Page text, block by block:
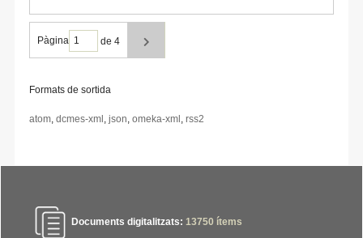
Pàgina de 4
Formats de sortida
atom dcmes-xml json omeka-xml rss2
Documents digitalitzats: 13750 ítems